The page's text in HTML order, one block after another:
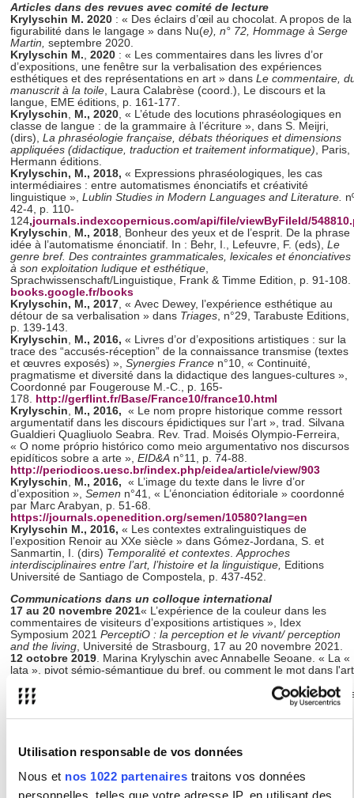
Utilisation responsable de vos données
Nous et nos 1022 partenaires traitons vos données
Articles dans des revues avec comité de lecture
Krylyschin M. 2020 : « Des éclairs d’œil au chocolat. A propos de la
figurabilité dans le langage » dans Nu(e), n° 72, Hommage à Serge
Martin, septembre 2020.
Krylyschin M. 2020 : « Les commentaires dans les livres d’or
d’expositions, une fenêtre sur la verbalisation des expériences
esthétiques et des représentations en art » dans Le commentaire,
manuscrit à la toile , Laura Calabrèse (coord.), Le discours et la
langue, EME éditions, p. 161-177.
Krylyschin
M., 2020 , « L’étude des locutions phraséologiques en
classe de langue : de la grammaire à l’écriture », dans S. Meijri,
(dirs), La phraséologie française, débats théoriques et dimensions
appliquées (didactique, traduction et traitement informatique) , Paris,
Hermann éditions.
Krylyschin, M., 2018, « Expressions phraséologiques, les cas
intermédiaires : entre automatismes énonciatifs et créativité
linguistique », Lublin Studies in Modern Languages and Literature.
42-4, p. 110-
124,journals.indexcopernicus.com/api/file/viewByFileId/
Krylyschin
M., 2018 , Bonheur des yeux et de l’esprit. De la phrase
idée à l’automatisme énonciatif. In : Behr, I., Lefeuvre, F. (eds), Le
genre bref. Des contraintes grammaticales, lexicales et énonciatives
à son exploitation ludique et esthétique
Sprachwissenschaft/Linguistique, Frank & Timme Edition, p. 91-108.
books.google.fr/books
Krylysc hin, M., 2017 , « Avec Dewey, l’expérience esthétique au
détour de sa verbalisation » dans Triages , n°29, Tarabuste Editions,
p. 139-143.
Krylyschin
M., 2016, « Livres d’or d’expositions artistiques : sur la
trace des “accusés-réception” de la connaissance transmise (textes
et œuvres exposés) », Synergies France n°10, « Continuité,
pragmatisme et diversité dans la didactique des langues-cultures »,
Coordonné par Fougerouse M.-C., p. 165-
178.
http://gerflint.fr/Base/France10/france10.html
Krylyschin
M., 2016, « Le nom propre historique comme ressort
argumentatif dans les discours épidictiques sur l’art », trad. Silvana
Gualdieri Quagliuolo Seabra. Rev. Trad. Moisés Olympio-Ferreira,
« O nome próprio histórico como meio argumentativo nos discursos
epidíticos sobre a arte », EID&A n°11, p. 74-88.
http://periodicos.uesc.br/index.php/eidea/article/view/903
Krylyschin
M., 2016, « L’image du texte dans le livre d’or
d’exposition », Semen n°41, « L’énonciation éditoriale » coordonné
par Marc Arabyan, p. 51-68.
https://journals.openedition.org/semen/10580?lang=en
Krylyschin M., 2016, « Les contextes extralinguistiques de
l’exposition Renoir au XXe siècle » dans Gómez-Jordana, S. et
Sanmartin, I. (dirs) Temporalité et contextes Approches
interdisciplinaires entre l’art, l’histoire et la linguistique,
Editions
Université de Santiago de Compostela, p. 437-452.
Communications dans un colloque international
17 au 20 novembre 2021« L’expérience de la couleur dans les
commentaires de visiteurs d’expositions artistiques », Idex
Symposium 2021 PerceptiO : la perception et le vivant/ perception
and the living, Université de Strasbourg, 17 au 20 novembre 2021.
12 octobre 2019. Marina Krylyschin avec Annabelle Seoane. « La «
lata », pivot sémio-sémantique du bref, ou comment le mot dans l'art
». Colloque Lexique et frontières de genres
, Université de Pau et
Pays de l'Adour (EA 7504 ALTER-UPPA); Université de Bordeaux
Montaigne (UMR 5478 IKER-UPPA); Université de Poitiers
française : sens, co-texte contexte », Lublin, Université Marie Curie-
phraséologiques entre automatismes énonciatifs et créativité